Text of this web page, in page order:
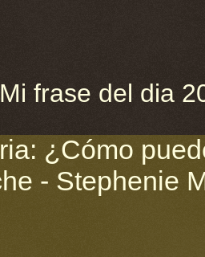
frase del dia
¿Cómo
- Stephenie